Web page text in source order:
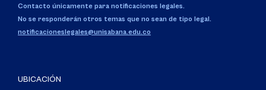
Contacto únicamente para notificaciones legales.
No se responderán otros temas que no sean de tipo legal.
notificacioneslegales@unisabana.edu.co
UBICACIÓN